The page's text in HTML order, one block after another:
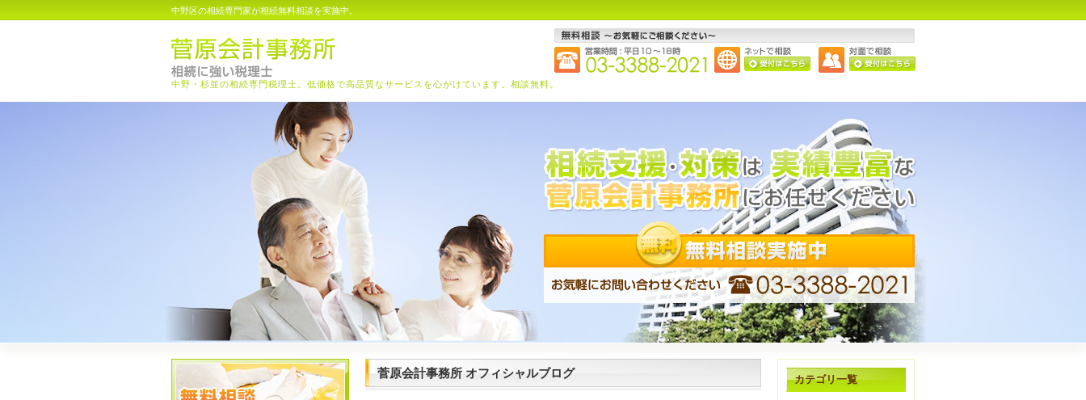
中野区の相続専門家が相続無料相談を実施中。
中野・杉並の相続専門税理士。低価格で高品質なサービスを心がけています。相談無料。
菅原会計事務所 オフィシャルブログ カテゴリ一覧